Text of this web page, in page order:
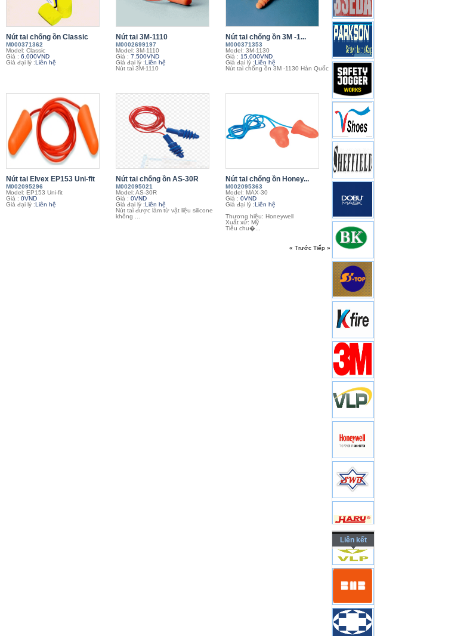
Nút tai chống ồn Classic
M000371362
Model: Classic
Giá : 6.000VND
Giá đại lý :Liên hệ
Nút tai 3M-1110
M0002699197
Model: 3M-1110
Giá : 7.500VND
Giá đại lý :Liên hệ
Nút tai 3M-1110
Nút tai chống ồn 3M -1...
M000371353
Model: 3M-1130
Giá : 15.000VND
Giá đại lý :Liên hệ
Nút tai chống ồn 3M -1130 Hàn Quốc
Nút tai Elvex EP153 Uni-fit
M002095296
Model: EP153 Uni-fit
Giá : 0VND
Giá đại lý :Liên hệ
Nút tai chống ồn AS-30R
M002095021
Model: AS-30R
Giá : 0VND
Giá đại lý :Liên hệ
Nút tai được làm từ vật liệu silicone
không ...
Nút tai chống ồn Honey...
M002095363
Model: MAX-30
Giá : 0VND
Giá đại lý :Liên hệ
Thương hiệu: Honeywell
Xuất xứ: Mỹ
Tiêu chu�...
« Trước Tiếp »
Liên kết